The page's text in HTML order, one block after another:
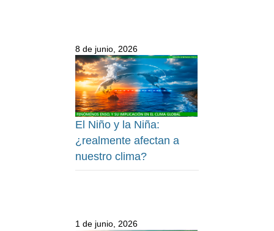
8 de junio, 2026
El Niño y la Niña:
¿realmente afectan a
nuestro clima?
1 de junio, 2026